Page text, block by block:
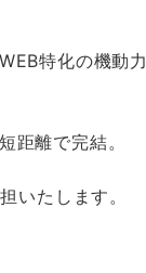
特化の機動力
距離で完結。
いたします。